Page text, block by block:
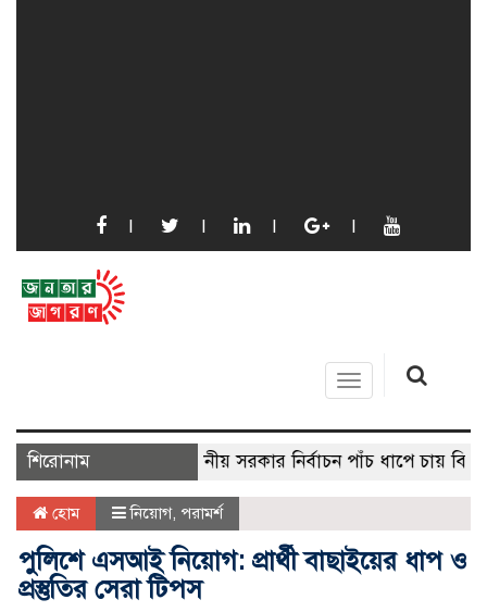
Toggle
navigation
শিরোনাম স্থানীয় সরকার নির্বাচন পাঁচ ধাপে চায় বিএনপি
হোম নিয়োগ, পরামর্শ
পুলিশে এসআই নিয়োগ: প্রার্থী বাছাইয়ের ধাপ ও
প্রস্তুতির সেরা টিপস